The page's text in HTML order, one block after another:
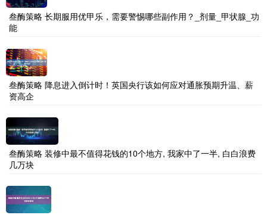
叁酶策略 长期服用优甲乐，需要警惕哪些副作用？_剂量_甲状腺_功
能
叁酶策略 降息进入倒计时！英国央行该如何应对通胀预期升温、薪
资高企
叁酶策略 装修中最不值得花钱的10个地方, 我家中了一半, 白白浪费
几万块